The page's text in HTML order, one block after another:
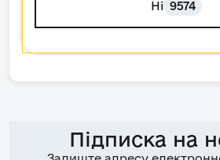
Ні 9574
Підписка на